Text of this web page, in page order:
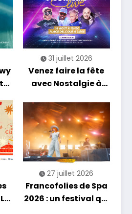
31 juillet 2026
Venez faire la fête
avec Nostalgie à
27 juillet 2026
Francofolies de Spa
2026 : un festival qui